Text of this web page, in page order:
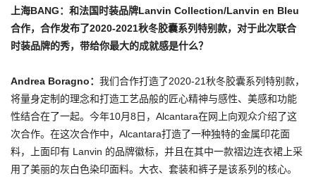
上海BANG：和法国时装品牌Lanvin Collection/Lanvin en Bleu
合作，合作发布了2020-2021秋冬胶囊系列特别款，对于此次联合
时装品牌的秀，带给你最大的成就感是什么？
Andrea Boragno： 我们合作打造了2020-21秋冬胶囊系列特别款，
将量身定制的理念和打造工艺品般的匠心精神与感性、美感和功能
性结合在了一起。今年10月8日，Alcantara在网上向观众介绍了这
次合作。在这次合作中，Alcantara打造了一种独特的金属印花面
料，上面印有 Lanvin 的品牌徽标，并且在其中一款褶边连衣裙上采
用了美丽的灰白色染印面料。大衣、套装和裤子是该系列的核心。